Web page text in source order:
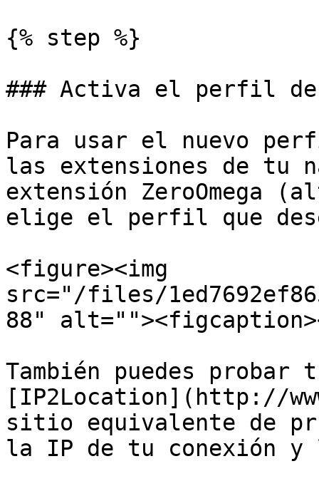
{% step %}
### Activa el perfil de
Para usar el nuevo
las extensiones de tu
extensión ZeroOmega
elige el perfil que
<figure><img
src="/files/
88"
También puedes
[IP2Location](http://
sitio equivalente de
la IP de tu conexión